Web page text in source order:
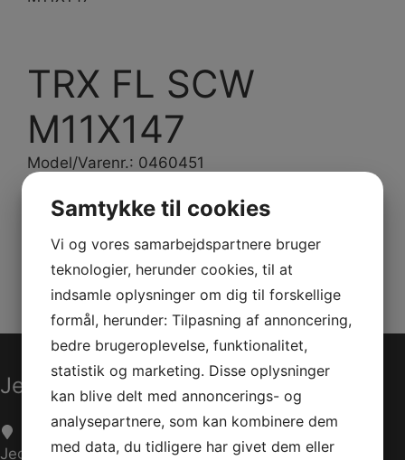
TRX FL SCW
M11X147
Model/Varenr.: 0460451
Bestillingsvare
Varenummer (SKU): 0460451 Kategorier:
Reservedele
Jet-Trade Powersport
Jegstrupvej 280
Samtykke til cookies
Vi og vores samarbejdspartnere bruger
teknologier, herunder cookies, til at
indsamle oplysninger om dig til forskellige
formål, herunder: Tilpasning af annoncering,
bedre brugeroplevelse, funktionalitet,
statistik og marketing. Disse oplysninger
kan blive delt med annoncerings- og
analysepartnere, som kan kombinere dem
med data, du tidligere har givet dem eller